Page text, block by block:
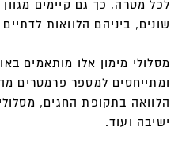
לכל מטרה, כך גם קיימים מגוון
שונים, ביניהם הלוואות
מסלולי מימון אלו מותאמים
ומתייחסים למספר פרמטרים
הלוואה בתקופת החגים, מסלולי
ישיבה ועוד.